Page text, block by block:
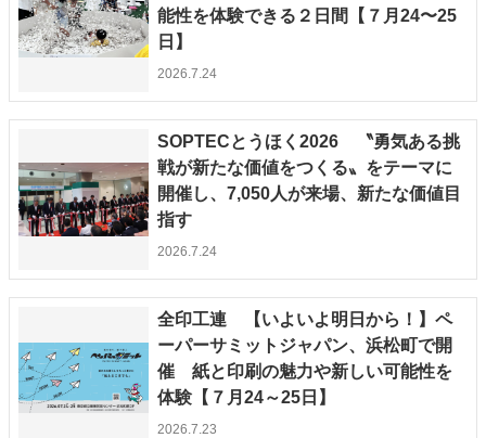
能性を体験できる２日間【７月24〜25
日】
2026.7.24
SOPTECとうほく2026 〝勇気ある挑
戦が新たな価値をつくる〟をテーマに
開催し、7,050人が来場、新たな価値目
指す
2026.7.24
全印工連 【いよいよ明日から！】ペ
ーパーサミットジャパン、浜松町で開
催 紙と印刷の魅力や新しい可能性を
体験【７月24～25日】
2026.7.23